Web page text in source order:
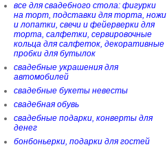
все для свадебного стола: фигурки
на торт, подставки для торта, ножи
и лопатки, свечи и фейерверки для
торта, салфетки, сервировочные
кольца для салфеток, декоративные
пробки для бутылок
свадебные украшения для
автомобилей
свадебные букеты невесты
свадебная обувь
свадебные подарки, конверты для
денег
бонбоньерки, подарки для гостей